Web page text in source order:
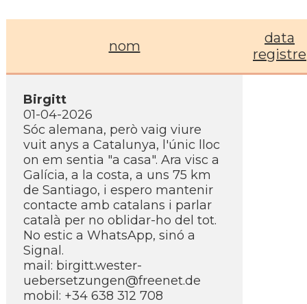
nom
data
registre
Birgitt
01-04-2026
Sóc alemana, però vaig viure
vuit anys a Catalunya, l'únic lloc
on em sentia "a casa". Ara visc a
Galícia, a la costa, a uns 75 km
de Santiago, i espero mantenir
contacte amb catalans i parlar
català per no oblidar-ho del tot.
No estic a WhatsApp, sinó a
Signal.
mail: birgitt.wester-
uebersetzungen@freenet.de
mobil: +34 638 312 708